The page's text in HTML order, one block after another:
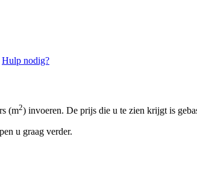
Hulp nodig?
(m2) invoeren. De prijs die u te zien krijgt is
u graag verder.